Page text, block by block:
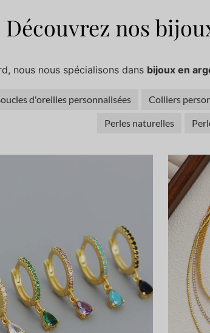
Découvrez nos
nous nous spécialisons dans bijoux en
d'oreilles personnalisées Colliers
Perles naturelles